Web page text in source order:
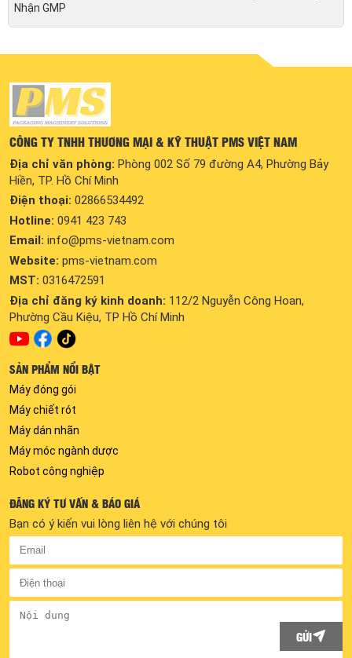
Nhận GMP
CÔNG TY TNHH THƯƠNG MẠI & KỸ THUẬT PMS VIỆT NAM
Địa chỉ văn phòng: Phòng 002 Số 79 đường A4, Phường Bảy
Hiền, TP. Hồ Chí Minh
Điện thoại: 02866534492
Hotline: 0941 423 743
Email: info@pms-vietnam.com
Website: pms-vietnam.com
MST: 0316472591
Địa chỉ đăng ký kinh doanh: 112/2 Nguyễn Công Hoan,
Phường Cầu Kiệu, TP Hồ Chí Minh
SẢN PHẨM NỔI BẬT
Máy đóng gói
Máy chiết rót
Máy dán nhãn
Máy móc ngành dược
Robot công nghiệp
ĐĂNG KÝ TƯ VẤN & BÁO GIÁ
Bạn có ý kiến vui lòng liên hệ với chúng tôi
GỬI